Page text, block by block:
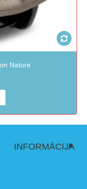
Nature
INFORMĀCIJA